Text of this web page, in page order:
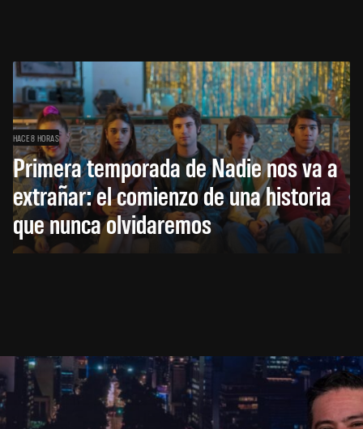
HACE 8 HORAS
Primera temporada de Nadie nos va a
extrañar: el comienzo de una historia
que nunca olvidaremos